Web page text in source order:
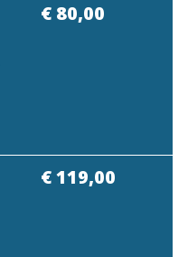
€ 80,00
€ 119,00